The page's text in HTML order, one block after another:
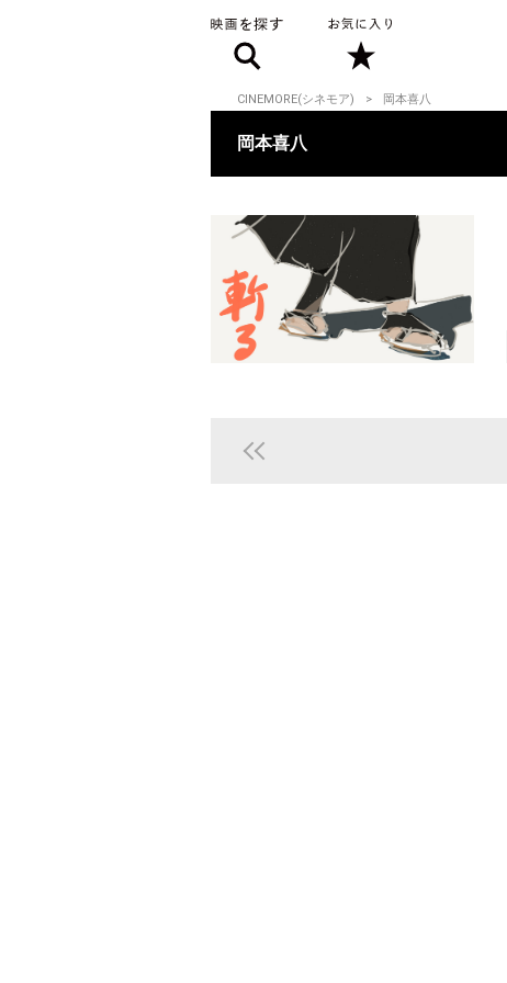
CINEMORE(シネモア) 岡本喜八
岡本喜八